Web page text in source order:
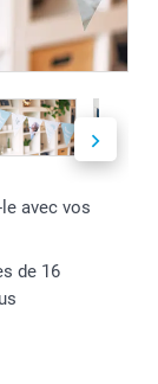
avec vos
de 16